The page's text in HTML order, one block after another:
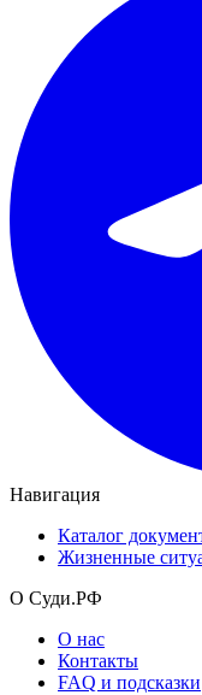
Навигация
Каталог
Жизненные
О Суди.РФ
О нас
Контакты
FAQ и подсказки